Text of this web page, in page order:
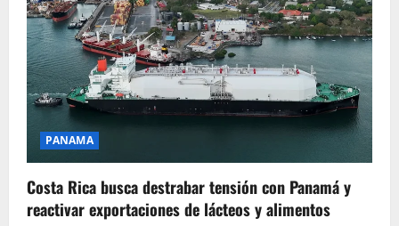
PANAMA
Costa Rica busca destrabar tensión con Panamá y
reactivar exportaciones de lácteos y alimentos